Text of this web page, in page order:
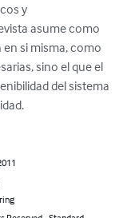
y
asume como
si misma, como
sino el que el
del sistema